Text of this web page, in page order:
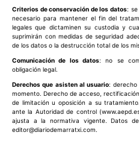
Criterios de conservación de los datos: se
necesario para mantener el fin del
legales que dictaminen su custodia y
suprimirán con medidas de seguridad
de los datos o la destrucción total de los
Comunicación de los datos: no se
obligación legal.
Derechos que asisten al usuario:
momento. Derecho de acceso,
de limitación u oposición a su
ante la Autoridad de control
ajusta a la normativa vigente. Datos
editor@diariodemarratxi.com.